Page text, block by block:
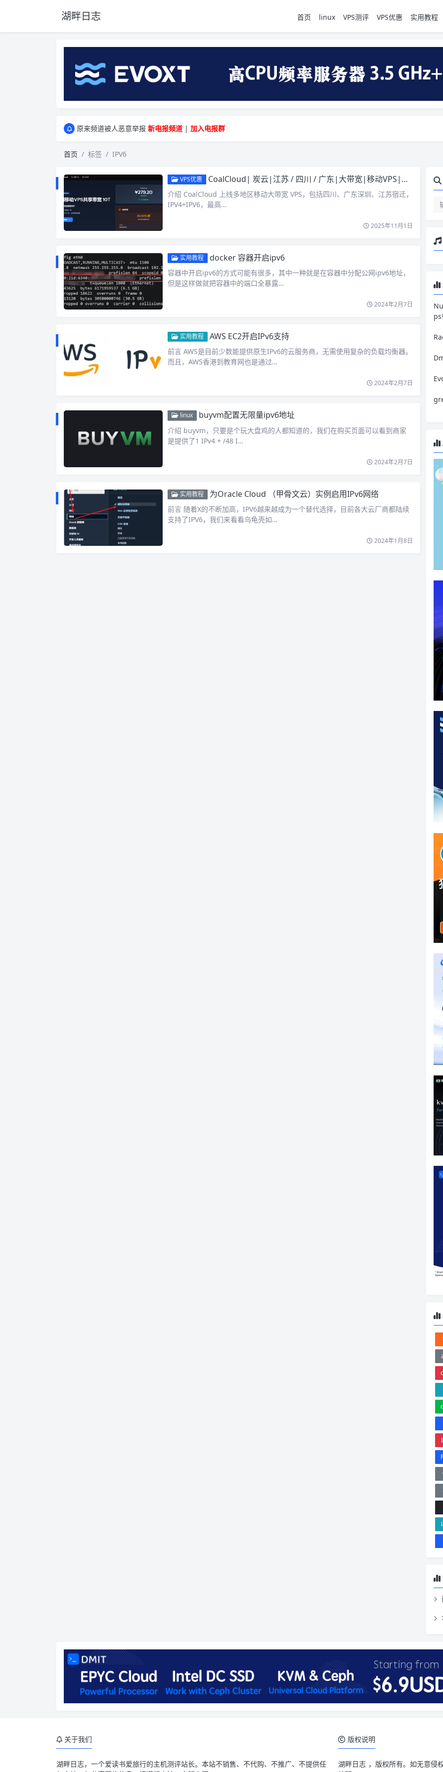
湖畔日志 首页 linux VPS测评 VPS优惠 实用教程
原来频道被人恶意举报 新电报频道 | 加入电报群
首页 标签 IPV6
VPS优惠 CoalCloud| 炭云|江苏 / 四川 / 广东|大带宽|移动VPS|限时8折优惠
介绍 CoalCloud 上线多地区移动大带宽 VPS，包括四川、广东深圳、江苏宿迁，
IPV4+IPV6，最高…
2025年11月1日
实用教程 docker 容器开启ipv6
容器中开启ipv6的方式可能有很多，其中一种就是在容器中分配公网ipv6地址，
但是这样做就把容器中的端口全暴露…
2024年2月7日
实用教程 AWS EC2开启IPv6支持
前言 AWS是目前少数能提供原生IPv6的云服务商，无需使用复杂的负载均衡器。
而且，AWS香港到教育网也是通过…
2024年2月7日
linux buyvm配置无限量ipv6地址
介绍 buyvm，只要是个玩大盘鸡的人都知道的，我们在购买页面可以看到商家
是提供了1 IPv4 + /48 I…
2024年2月7日
实用教程 为Oracle Cloud （甲骨文云）实例启用IPv6网络
前言 随着X的不断加高，IPV6越来越成为一个替代选择，目前各大云厂商都陆续
支持了IPV6，我们来看看乌龟壳如…
2024年1月8日
关于我们
湖畔日志，一个爱读书爱旅行的主机测评站长。本站不销售、不代购、不推广、不提供任
版权说明
湖畔日志 ，版权所有。如无意侵